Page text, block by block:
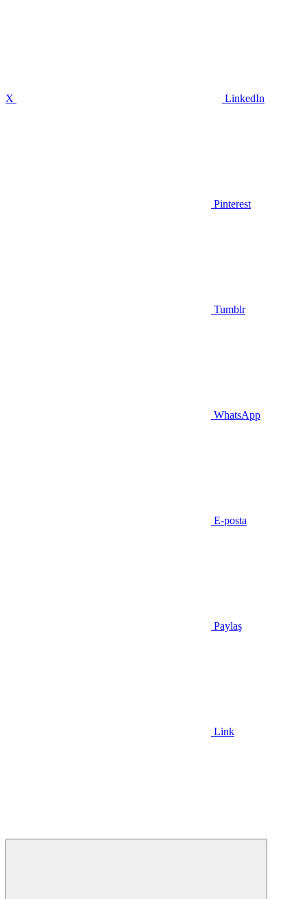
X LinkedIn
Pinterest
Tumblr
WhatsApp
E-posta
Paylaş
Link